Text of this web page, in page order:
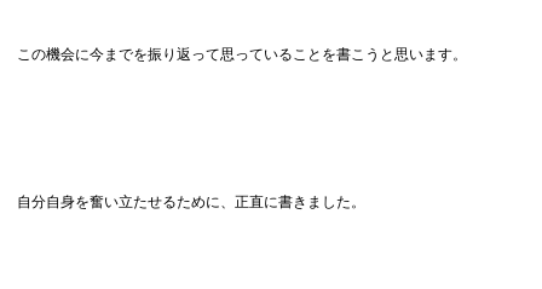
この機会に今までを振り返って思っていることを書こうと思います。
自分自身を奮い立たせるために、正直に書きました。